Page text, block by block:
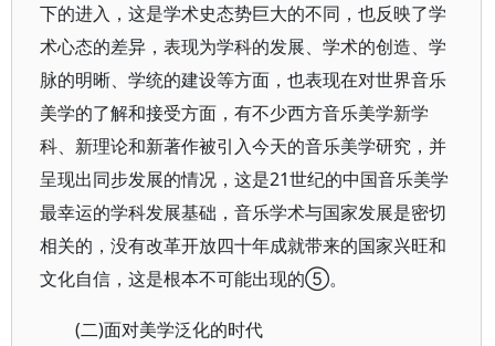
下的进入，这是学术史态势巨大的不同，也反映了学
术心态的差异，表现为学科的发展、学术的创造、学
脉的明晰、学统的建设等方面，也表现在对世界音乐
美学的了解和接受方面，有不少西方音乐美学新学
科、新理论和新著作被引入今天的音乐美学研究，并
呈现出同步发展的情况，这是21世纪的中国音乐美学
最幸运的学科发展基础，音乐学术与国家发展是密切
相关的，没有改革开放四十年成就带来的国家兴旺和
文化自信，这是根本不可能出现的⑤。
(二)面对美学泛化的时代